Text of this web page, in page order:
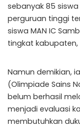
sebanyak 85
perguruan tinggi
siswa MAN IC
tingkat kabupaten,
Namun demikian,
(Olimpiade Sains
belum berhasil
menjadi evaluasi
membutuhkan